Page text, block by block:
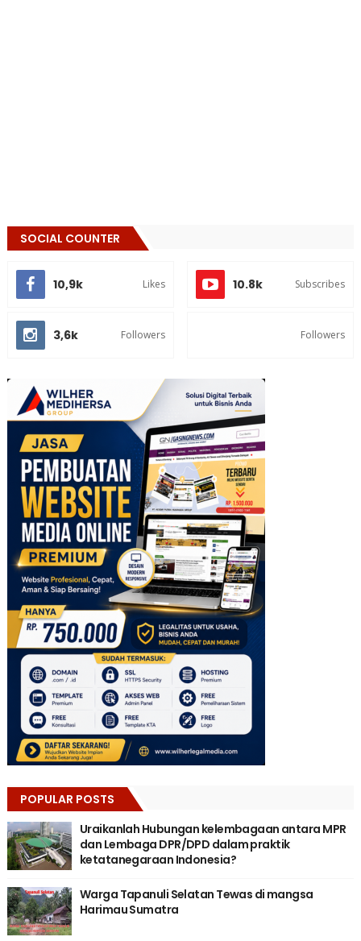
SOCIAL COUNTER
10,9k Likes 10.8k Subscribes
3,6k Followers Followers
POPULAR POSTS
Uraikanlah Hubungan kelembagaan antara MPR
dan Lembaga DPR/DPD dalam praktik
ketatanegaraan Indonesia?
Warga Tapanuli Selatan Tewas di mangsa
Harimau Sumatra